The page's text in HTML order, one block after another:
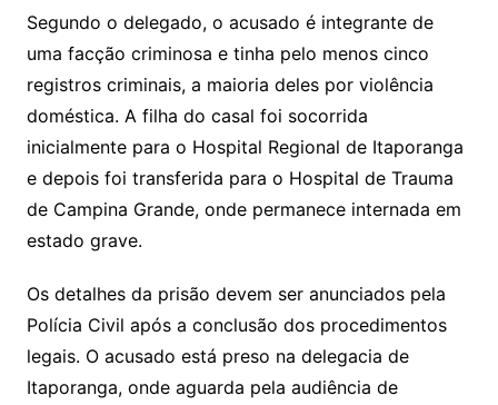
Segundo o delegado, o acusado é integrante de
uma facção criminosa e tinha pelo menos cinco
registros criminais, a maioria deles por violência
doméstica. A filha do casal foi socorrida
inicialmente para o Hospital Regional de Itaporanga
e depois foi transferida para o Hospital de Trauma
de Campina Grande, onde permanece internada em
estado grave.
Os detalhes da prisão devem ser anunciados pela
Polícia Civil após a conclusão dos procedimentos
legais. O acusado está preso na delegacia de
Itaporanga, onde aguarda pela audiência de